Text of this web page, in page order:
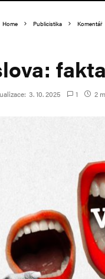
Home Publicistika Komentář
3. 10. 2025 1 2